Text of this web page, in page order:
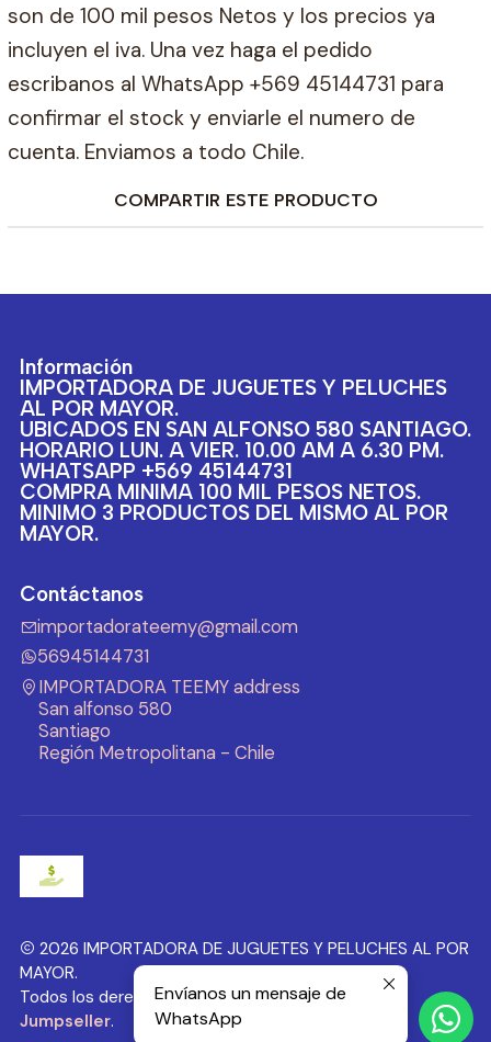
son de 100 mil pesos Netos y los precios ya
incluyen el iva. Una vez haga el pedido
escribanos al WhatsApp +569 45144731 para
confirmar el stock y enviarle el numero de
cuenta. Enviamos a todo Chile.
COMPARTIR ESTE PRODUCTO
Información
IMPORTADORA DE JUGUETES Y PELUCHES
AL POR MAYOR.
UBICADOS EN SAN ALFONSO 580 SANTIAGO.
HORARIO LUN. A VIER. 10.00 AM A 6.30 PM.
WHATSAPP +569 45144731
COMPRA MINIMA 100 MIL PESOS NETOS.
MINIMO 3 PRODUCTOS DEL MISMO AL POR
MAYOR.
Contáctanos
importadorateemy@gmail.com
56945144731
IMPORTADORA TEEMY address
San alfonso 580
Santiago
Región Metropolitana - Chile
2026 IMPORTADORA DE JUGUETES Y PELUCHES AL POR
MAYOR.
Todos los derechos reservados.Desarrollado por
Jumpseller.
Envíanos un mensaje de
WhatsApp